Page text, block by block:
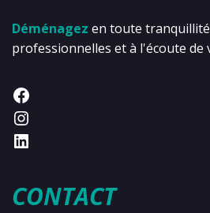
Déménagez en toute
professionnelles et à l'écoute de
CONTACT